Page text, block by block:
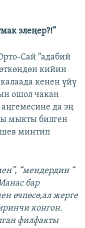
элеңер?!”
Сай “адабий
кийин
кенен үйү
ошол чакан
да эң
мыкты билген
минтип
“мендердин “
бар
өчпөсө,ал жерге
конгон.
филфакты